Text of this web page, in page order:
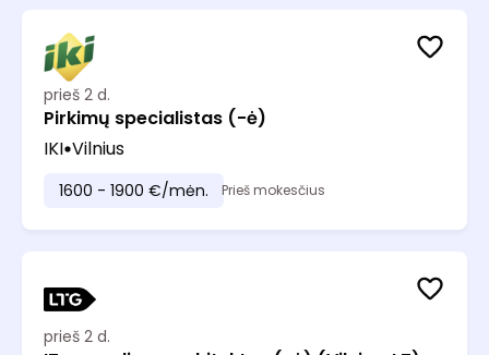
prieš 2 d.
Pirkimų specialistas (-ė)
IKI Vilnius
1600 - 1900 €/mėn. Prieš mokesčius
prieš 2 d.